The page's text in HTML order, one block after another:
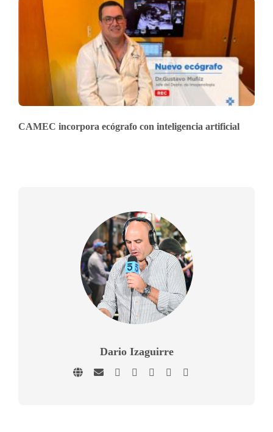
CAMEC incorpora ecógrafo con inteligencia artificial
Dario Izaguirre